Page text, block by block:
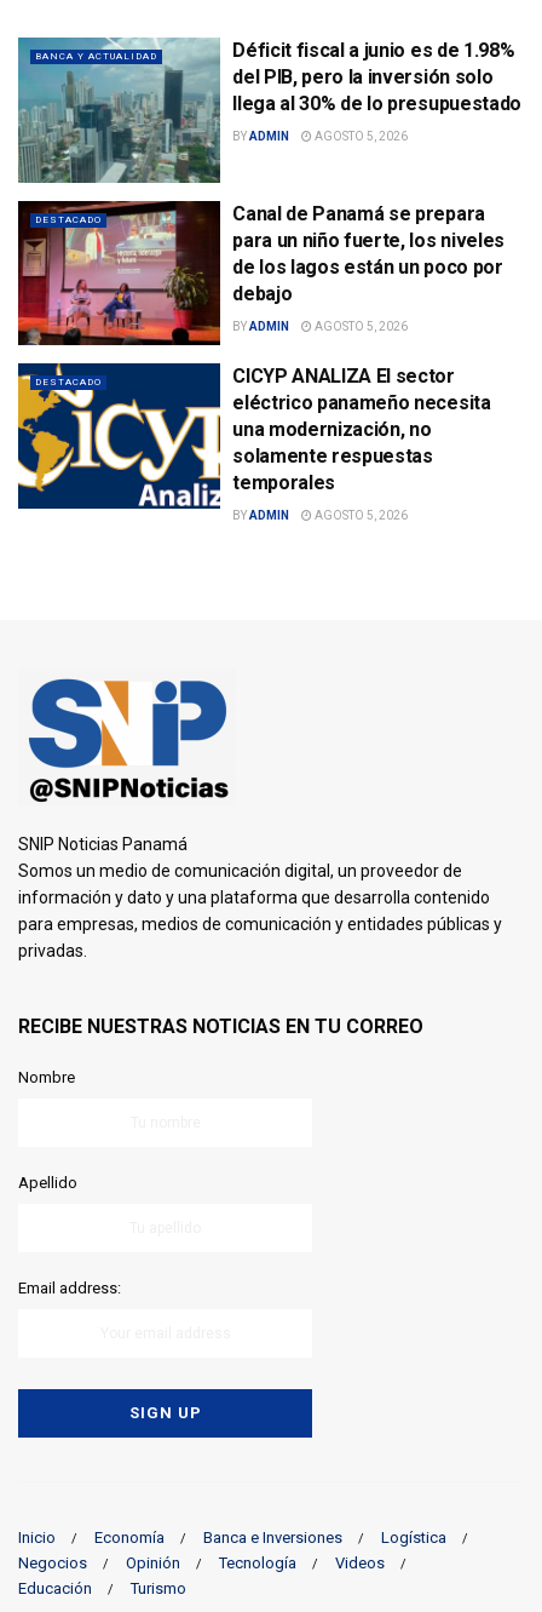
BANCA Y ACTUALIDAD
Déficit fiscal a junio es de 1.98%
del PIB, pero la inversión solo
llega al 30% de lo presupuestado
BYADMIN AGOSTO 5, 2026
DESTACADO
Canal de Panamá se prepara
para un niño fuerte, los niveles
de los lagos están un poco por
debajo
BYADMIN AGOSTO 5, 2026
DESTACADO
CICYP ANALIZA El sector
eléctrico panameño necesita
una modernización, no
solamente respuestas
temporales
BYADMIN AGOSTO 5, 2026
SNIP Noticias Panamá
Somos un medio de comunicación digital, un proveedor de
información y dato y una plataforma que desarrolla contenido
para empresas, medios de comunicación y entidades públicas y
privadas.
RECIBE NUESTRAS NOTICIAS EN TU CORREO
Nombre
Apellido
Email address:
Inicio Economía Banca e Inversiones
Logística
Negocios
Opinión Tecnología
Videos
Educación
Turismo